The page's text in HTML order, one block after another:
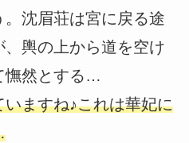
沈眉荘は宮に戻る途
輿の上から道を空け
憮然とする…
ますね♪これは華妃に